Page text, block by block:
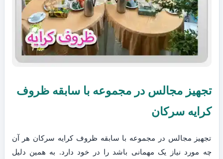
تجهیز مجالس در مجموعه با سابقه ظروف
کرایه سرکان
تجهیز مجالس در مجموعه با سابقه ظروف کرایه سرکان هر آن
چه مورد نیاز یک مهمانی باشد را در خود دارد. به همین دلیل